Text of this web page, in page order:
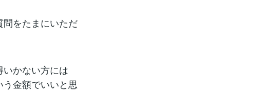
をたまにいただ
いかない方には
う金額でいいと思